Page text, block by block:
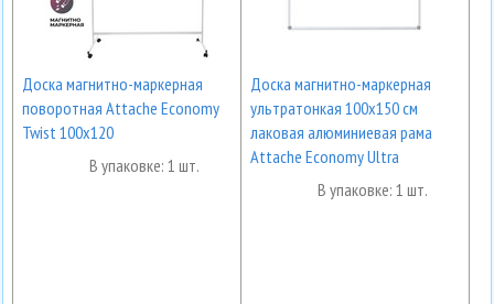
Доска магнитно-маркерная
поворотная Attache Economy
Twist 100х120
В упаковке: 1 шт.
Доска магнитно-маркерная
ультратонкая 100х150 см
лаковая алюминиевая рама
Attache Economy Ultra
В упаковке: 1 шт.